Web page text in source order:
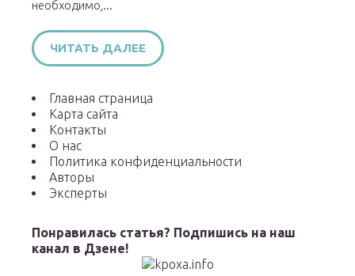
необходимо,...
ЧИТАТЬ ДАЛЕЕ
Главная страница
Карта сайта
Контакты
О нас
Политика конфиденциальности
Авторы
Эксперты
Понравилась статья? Подпишись на наш
канал в Дзене!